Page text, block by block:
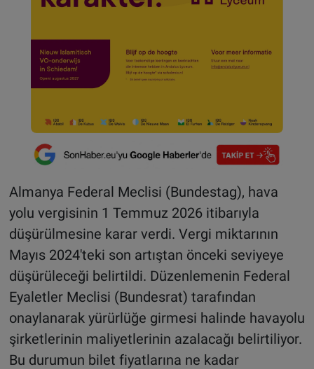
Almanya Federal Meclisi (Bundestag), hava
yolu vergisinin 1 Temmuz 2026 itibarıyla
düşürülmesine karar verdi. Vergi miktarının
Mayıs 2024'teki son artıştan önceki seviyeye
düşürüleceği belirtildi. Düzenlemenin Federal
Eyaletler Meclisi (Bundesrat) tarafından
onaylanarak yürürlüğe girmesi halinde havayolu
şirketlerinin maliyetlerinin azalacağı belirtiliyor.
Bu durumun bilet fiyatlarına ne kadar